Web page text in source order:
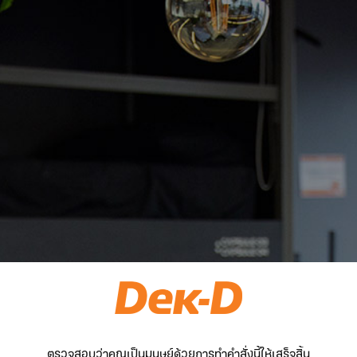
ตรวจสอบว่าคุณเป็นมนุษย์ด้วยการทำคำสั่งนี้ให้เสร็จสิ้น